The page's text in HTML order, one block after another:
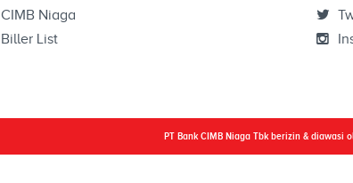
CIMB Niaga
Biller List
PT Bank CIMB Niaga Tbk berizin & diawasi